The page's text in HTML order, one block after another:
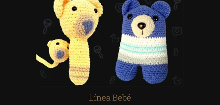
Línea Bebé